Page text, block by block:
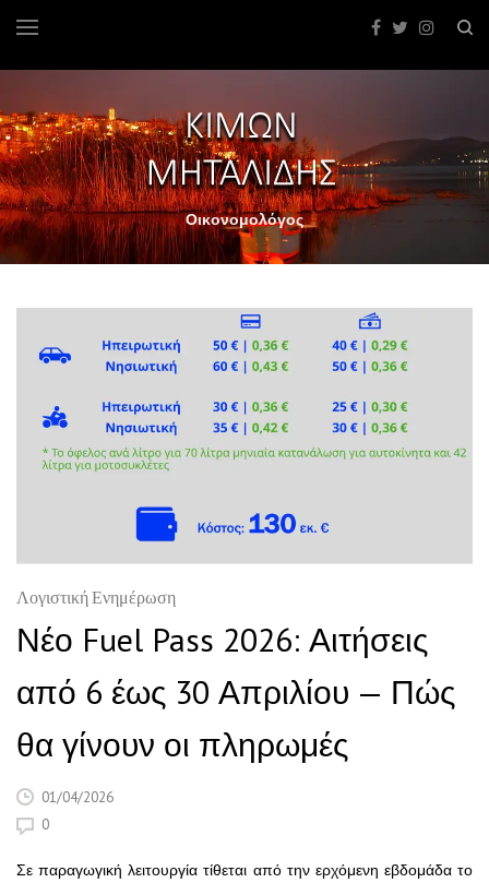
Οικονομολόγος
Λογιστική Ενημέρωση
Νέο Fuel Pass 2026: Αιτήσεις
από 6 έως 30 Απριλίου — Πώς
θα γίνουν οι πληρωμές
01/04/2026
0
Σε παραγωγική λειτουργία τίθεται από την ερχόμενη εβδομάδα το